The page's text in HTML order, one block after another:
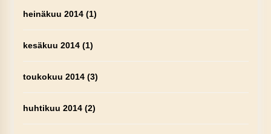
heinäkuu 2014(1)
kesäkuu 2014(1)
toukokuu 2014(3)
huhtikuu 2014(2)